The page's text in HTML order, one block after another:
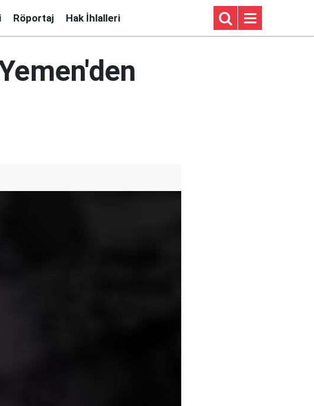
Röportaj Hak İhlalleri